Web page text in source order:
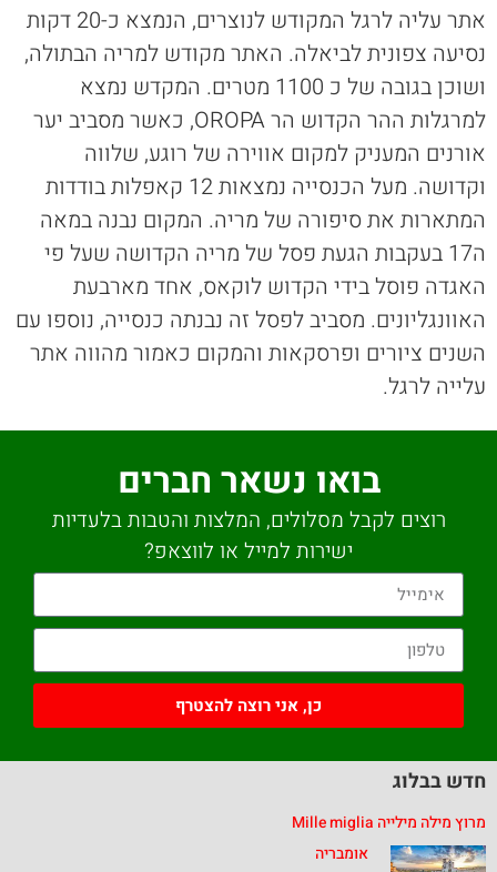
אתר עליה לרגל המקודש לנוצרים, הנמצא כ-20 דקות
נסיעה צפונית לביאלה. האתר מקודש למריה הבתולה,
ושוכן בגובה של כ 1100 מטרים. המקדש נמצא
למרגלות ההר הקדוש הר OROPA, כאשר מסביב יער
אורנים המעניק למקום אווירה של רוגע, שלווה
וקדושה. מעל הכנסייה נמצאות 12 קאפלות בודדות
המתארות את סיפורה של מריה. המקום נבנה במאה
ה17 בעקבות הגעת פסל של מריה הקדושה שעל פי
האגדה פוסל בידי הקדוש לוקאס, אחד מארבעת
האוונגליונים. מסביב לפסל זה נבנתה כנסייה, נוספו עם
השנים ציורים ופרסקאות והמקום כאמור מהווה אתר
עלייה לרגל.
בואו נשאר חברים
רוצים לקבל מסלולים, המלצות והטבות בלעדיות
ישירות למייל או לווצאפ?
כן, אני רוצה להצטרף
חדש בבלוג
מרוץ מילה מילייה Mille miglia
אומבריה